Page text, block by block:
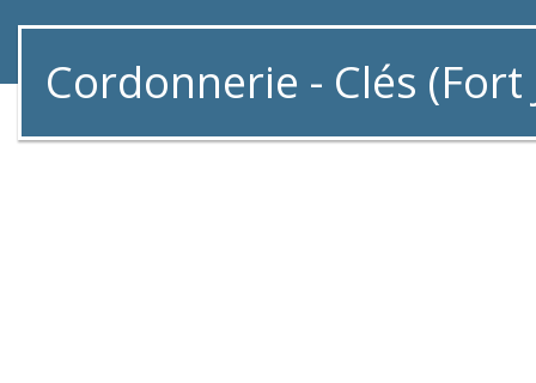
Cordonnerie - Clés (Fort